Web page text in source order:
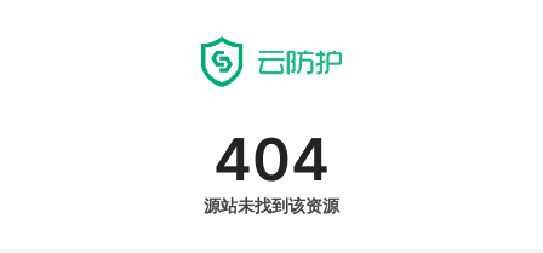
404
源站未找到该资源